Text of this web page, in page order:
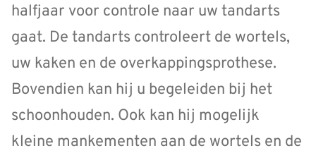
halfjaar voor controle naar uw tandarts
gaat. De tandarts controleert de wortels,
uw kaken en de overkappingsprothese.
Bovendien kan hij u begeleiden bij het
schoonhouden. Ook kan hij mogelijk
kleine mankementen aan de wortels en de